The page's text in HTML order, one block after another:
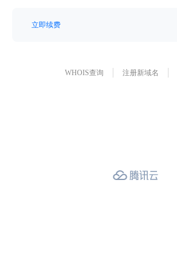
立即续费
WHOIS查询 注册新域名